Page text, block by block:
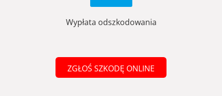
Wypłata odszkodowania
ZGŁOŚ SZKODĘ ONLINE